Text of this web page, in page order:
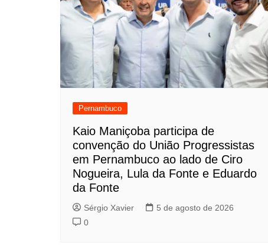
Pernambuco
Kaio Maniçoba participa de
convenção do União Progressistas
em Pernambuco ao lado de Ciro
Nogueira, Lula da Fonte e Eduardo
da Fonte
Sérgio Xavier
5 de agosto de 2026
0